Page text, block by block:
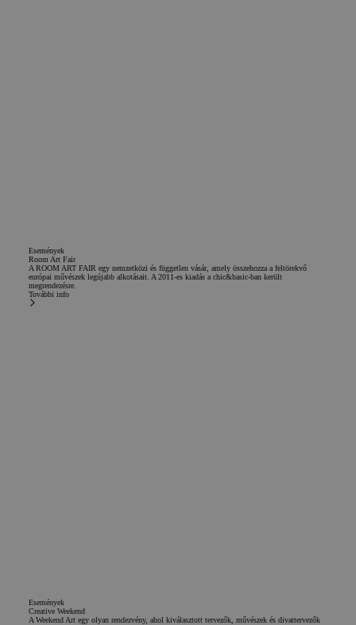
Események
Room Art Fair
A ROOM ART FAIR egy nemzetközi és független vásár, amely összehozza a feltörekvő
európai művészek legújabb alkotásait. A 2011-es kiadás a chic&basic-ban került
megrendezésre.
További info
Események
Creative Weekend
A Weekend Art egy olyan rendezvény, ahol kiválasztott tervezők, művészek és divattervezők